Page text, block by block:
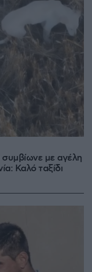
με αγέλη
Καλό ταξίδι